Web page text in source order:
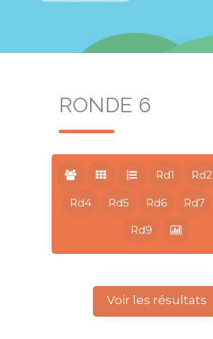
RONDE 6
Rd1 Rd2
Rd4 Rd5 Rd6 Rd7
Rd9
Voir les résultats